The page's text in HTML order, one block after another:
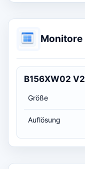
Monitore
B156XW02 V2
Größe
Auflösung